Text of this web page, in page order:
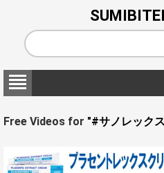
Free Videos for "#サノレック